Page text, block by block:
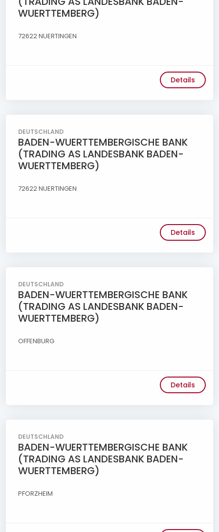
WUERTTEMBERG)
72622 NUERTINGEN
Details
DEUTSCHLAND
BADEN-WUERTTEMBERGISCHE BANK
(TRADING AS LANDESBANK BADEN-
WUERTTEMBERG)
72622 NUERTINGEN
Details
DEUTSCHLAND
BADEN-WUERTTEMBERGISCHE BANK
(TRADING AS LANDESBANK BADEN-
WUERTTEMBERG)
OFFENBURG
Details
DEUTSCHLAND
BADEN-WUERTTEMBERGISCHE BANK
(TRADING AS LANDESBANK BADEN-
WUERTTEMBERG)
PFORZHEIM